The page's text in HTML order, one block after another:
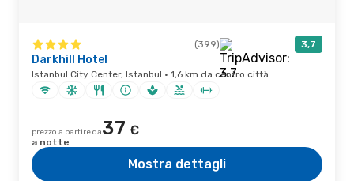
(399) 3,7
Darkhill Hotel
Istanbul City Center, Istanbul · 1,6 km da centro città
prezzo a partire da37 €
a notte
Mostra dettagli